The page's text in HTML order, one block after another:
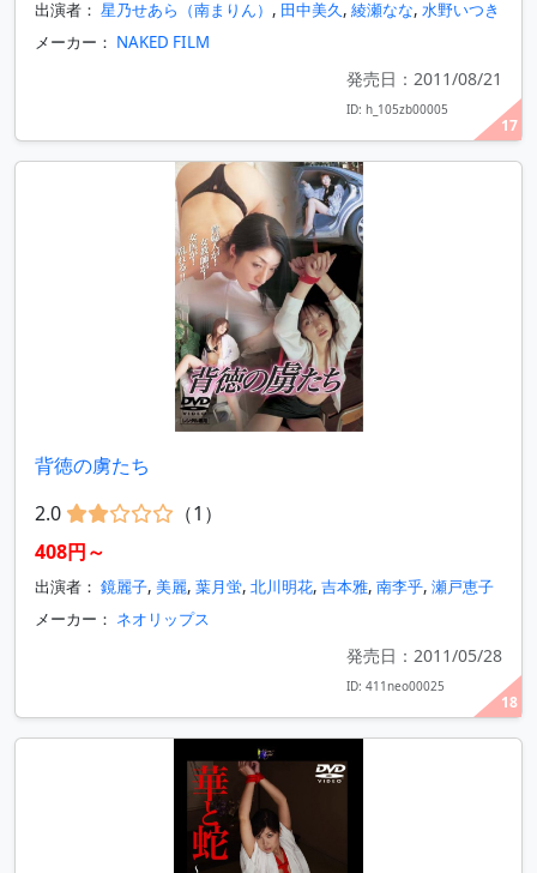
17
出演者： 星乃せあら（南まりん） , 田中美久, 綾瀬なな, 水野いつき
メーカー： NAKED FILM
発売日：2011/08/21
ID: h_105zb00005
18
背徳の虜たち
2.0
（1）
408円～
出演者： 鏡麗子, 美麗, 葉月蛍, 北川明花, 吉本雅, 南李乎, 瀬戸恵子
メーカー： ネオリップス
発売日：2011/05/28
ID: 411neo00025